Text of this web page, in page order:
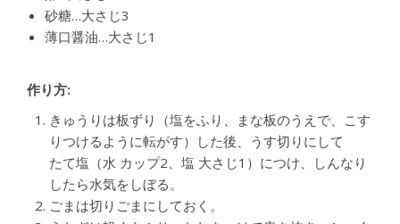
砂糖…大さじ3
薄口醤油…大さじ1
作り方:
きゅうりは板ずり（塩をふり、まな板のうえで、こす
りつけるように転がす）した後、うす切りにして
たて塩（水 カップ2、塩 大さじ1）につけ、しんなり
したら水気をしぼる。
ごまは切りごまにしておく。